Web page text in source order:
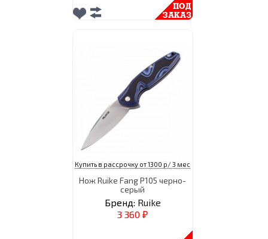
Купить в рассрочку от 1300 р/ 3 мес
Нож Ruike Fang P105 черно-
серый
Бренд: Ruike
3 360 ₽